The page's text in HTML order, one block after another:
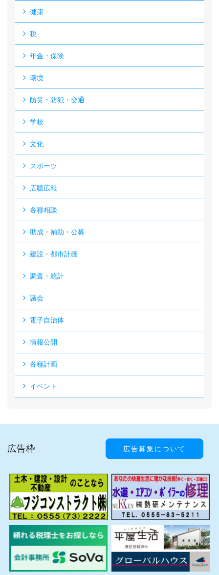
健康
税
年金・保険
環境
防災・防犯・交通
学校
文化
スポーツ
広聴広報
各種相談
助成・補助・公募
建設・都市計画
調査・統計
議会
電子自治体
情報公開
各種計画
イベント
広告枠 広告募集について